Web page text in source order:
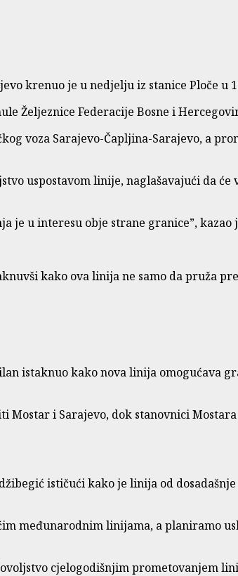
krenuo je u nedjelju iz stanice Ploče u
Željeznice Federacije Bosne i
voza Sarajevo-Čapljina-Sarajevo, a
uspostavom linije, naglašavajući da
je u interesu obje strane granice”, kazao
kako ova linija ne samo da pruža
istaknuo kako nova linija omogućava
Mostar i Sarajevo, dok stanovnici
ističući kako je linija od
međunarodnim linijama, a planiramo
cjelogodišnjim prometovanjem